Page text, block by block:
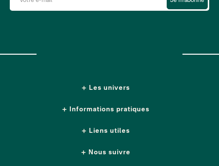
Les univers
Informations pratiques
Liens utiles
Nous suivre